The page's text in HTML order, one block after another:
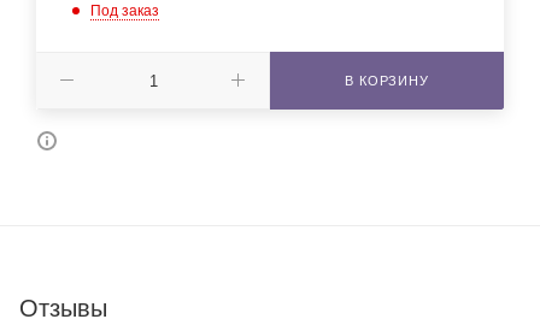
Под заказ
В КОРЗИНУ
Отзывы